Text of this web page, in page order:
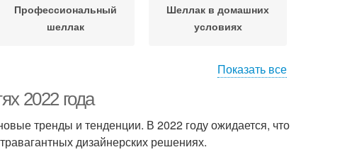
Профессиональный
шеллак
Шеллак в домашних
условиях
Показать все
2022 года
тренды и тенденции. В 2022 году ожидается, что
дизайнерских решениях.